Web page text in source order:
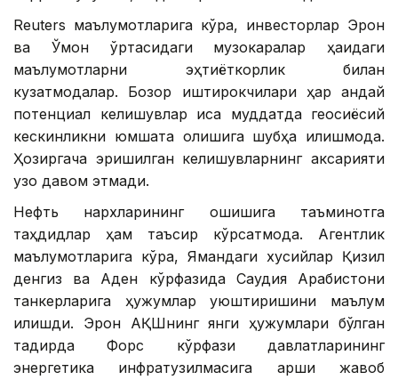
Reuters маълумотларига кўра, инвесторлар Эрон
ва Ўмон ўртасидаги музокаралар ҳақидаги
маълумотларни эҳтиёткорлик билан
кузатмоқдалар. Бозор иштирокчилари ҳар қандай
потенциал келишувлар қисқа муддатда геосиёсий
кескинликни юмшата олишига шубҳа қилишмоқда.
Ҳозиргача эришилган келишувларнинг аксарияти
узоқ давом этмади.
Нефть нархларининг ошишига таъминотга
таҳдидлар ҳам таъсир кўрсатмоқда. Агентлик
маълумотларига кўра, Ямандаги хусийлар Қизил
денгиз ва Аден кўрфазида Саудия Арабистони
танкерларига ҳужумлар уюштиришини маълум
қилишди. Эрон АҚШнинг янги ҳужумлари бўлган
тақдирда Форс кўрфази давлатларининг
энергетика инфратузилмасига қарши жавоб